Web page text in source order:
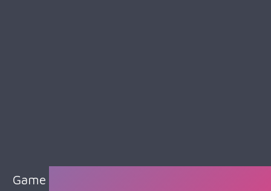
Game
Game Hay Nhất